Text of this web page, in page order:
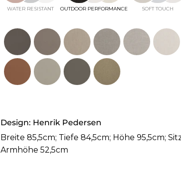
WATER RESISTANT OUTDOOR PERFORMANCE SOFT TOUCH
Design: Henrik Pedersen
Breite 85,5cm; Tiefe 84,5cm; Höhe 95,5cm;
Armhöhe 52,5cm